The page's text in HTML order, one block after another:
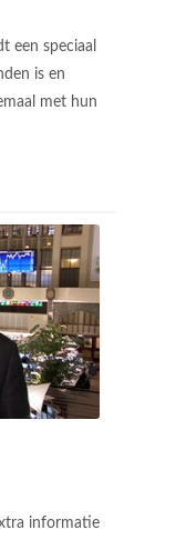
een speciaal
is en
met hun
informatie